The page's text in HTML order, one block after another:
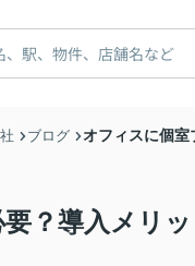
ブログ オフィスに個室
？導入メリ